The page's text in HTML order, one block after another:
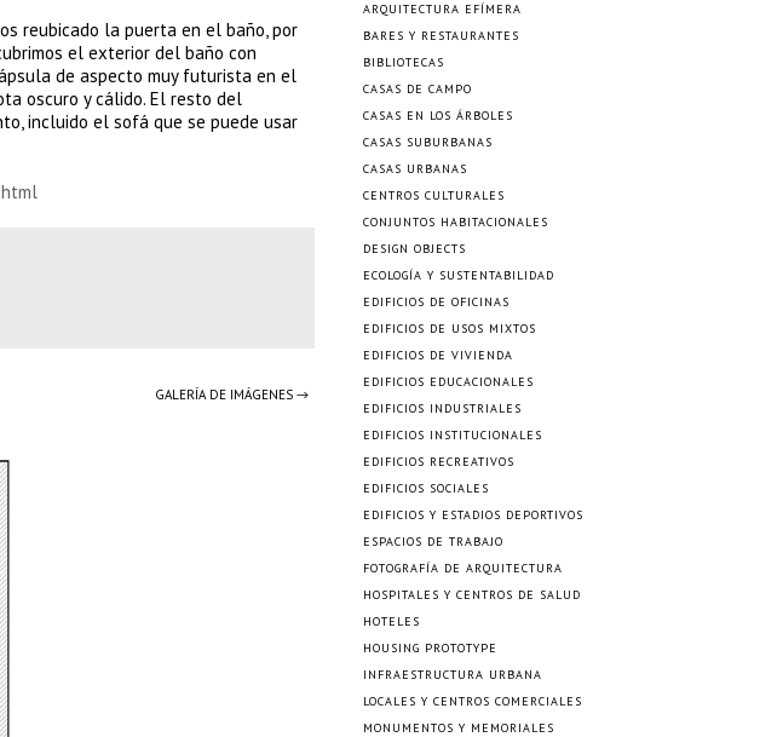
reubicado la puerta en el baño, por
el exterior del baño con
de aspecto muy futurista en el
oscuro y cálido. El resto del
incluido el sofá que se puede usar
GALERÍA DE IMÁGENES →
ARQUITECTURA EFÍMERA
BARES Y RESTAURANTES
BIBLIOTECAS
CASAS DE CAMPO
CASAS EN LOS ÁRBOLES
CASAS SUBURBANAS
CASAS URBANAS
CENTROS CULTURALES
CONJUNTOS HABITACIONALES
DESIGN OBJECTS
ECOLOGÍA Y SUSTENTABILIDAD
EDIFICIOS DE OFICINAS
EDIFICIOS DE USOS MIXTOS
EDIFICIOS DE VIVIENDA
EDIFICIOS EDUCACIONALES
EDIFICIOS INDUSTRIALES
EDIFICIOS INSTITUCIONALES
EDIFICIOS RECREATIVOS
EDIFICIOS SOCIALES
EDIFICIOS Y ESTADIOS DEPORTIVOS
ESPACIOS DE TRABAJO
FOTOGRAFÍA DE ARQUITECTURA
HOSPITALES Y CENTROS DE SALUD
HOTELES
HOUSING PROTOTYPE
INFRAESTRUCTURA URBANA
LOCALES Y CENTROS COMERCIALES
MONUMENTOS Y MEMORIALES